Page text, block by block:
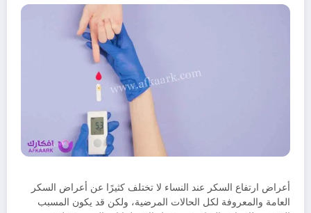
أعراض ارتفاع السكر عند النساء لا تختلف كثيرًا عن أعراض السكر
العامة والمعروفة لكل الحالات المرضية، ولكن قد يكون المسبب